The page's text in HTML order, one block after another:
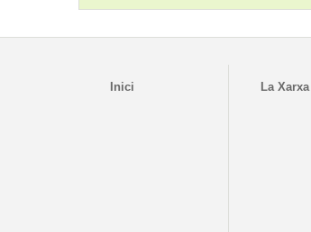
Inici La Xarxa